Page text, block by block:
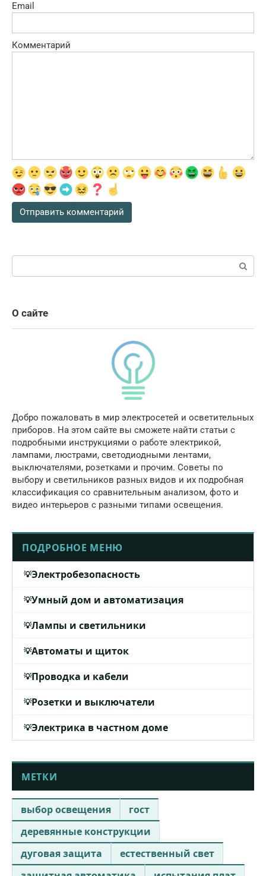
Email
Комментарий
Поиск:
О сайте
Добро пожаловать в мир электросетей и осветительных
приборов. На этом сайте вы сможете найти статьи с
подробными инструкциями о работе электрикой,
лампами, люстрами, светодиодными лентами,
выключателями, розетками и прочим. Советы по
выбору и светильников разных видов и их подробная
классификация со сравнительным анализом, фото и
видео интерьеров с разными типами освещения.
ПОДРОБНОЕ МЕНЮ
Электробезопасность
Умный дом и автоматизация
Лампы и светильники
Автоматы и щиток
Проводка и кабели
Розетки и выключатели
Электрика в частном доме
МЕТКИ
выбор освещения
гост
деревянные конструкции
дуговая защита
естественный свет